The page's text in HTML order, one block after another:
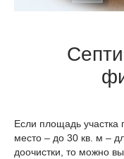
Если площадь участка
место – до 30 кв. м –
доочистки, то можно